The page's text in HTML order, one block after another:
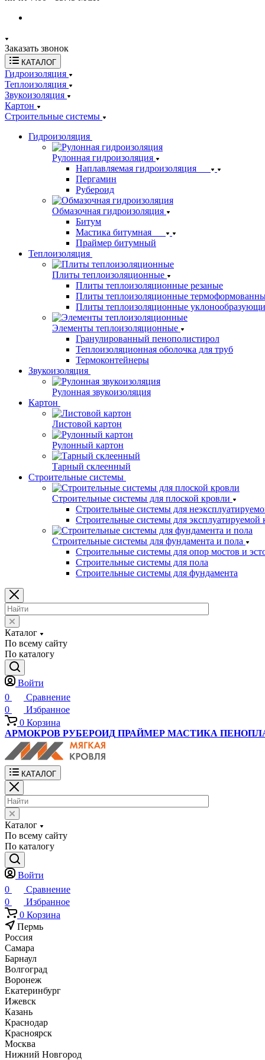
Заказать звонок
КАТАЛОГ
Гидроизоляция
Теплоизоляция
Звукоизоляция
Картон
Строительные системы
Гидроизоляция
Рулонная гидроизоляция
Наплавляемая гидроизоляция
Пергамин
Рубероид
Обмазочная гидроизоляция
Битум
Мастика битумная
Праймер битумный
Теплоизоляция
Плиты теплоизоляционные
Плиты теплоизоляционные резаные
Плиты теплоизоляционные
Плиты теплоизоляционные
Элементы теплоизоляционные
Гранулированный пенополистирол
Теплоизоляционная оболочка для труб
Термоконтейнеры
Звукоизоляция
Рулонная звукоизоляция
Картон
Листовой картон
Рулонный картон
Тарный склеенный
Строительные системы
Строительные системы для плоской кровли
Строительные системы для
Строительные системы для эксплуатируемой
Строительные системы для фундамента и пола
Строительные системы для опор мостов и
Строительные системы для пола
Строительные системы для фундамента
Каталог
По всему сайту
По каталогу
Войти
0
Сравнение
0
Избранное
0 Корзина
АРМОКРОВ РУБЕРОИД ПРАЙМЕР МАСТИКА
КАТАЛОГ
Каталог
По всему сайту
По каталогу
Войти
0
Сравнение
0
Избранное
0 Корзина
Пермь
Россия
Самара
Барнаул
Волгоград
Воронеж
Екатеринбург
Ижевск
Казань
Краснодар
Красноярск
Москва
Нижний Новгород